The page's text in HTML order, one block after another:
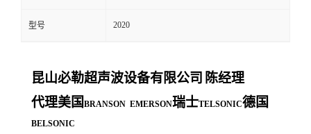
型号 2020
昆山必勒超声波设备有限公司 陈经理
代理美国 BRANSON EMERSON瑞士TELSONIC德国
BELSONIC